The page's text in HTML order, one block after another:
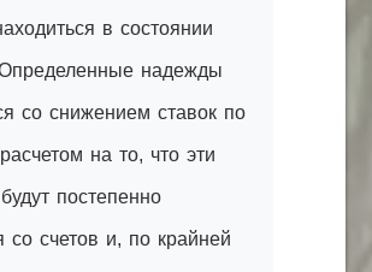
в состоянии
Определенные надежды
со снижением ставок по
на то, что эти
постепенно
со счетов и, по крайней